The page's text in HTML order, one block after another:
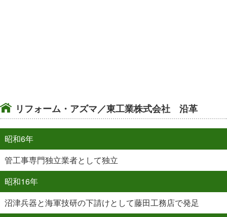
リフォーム・アズマ／東工業株式会社 沿革
昭和6年
管工事専門独立業者として独立
昭和16年
沼津兵器と海軍技研の下請けとして藤田工務店で発足